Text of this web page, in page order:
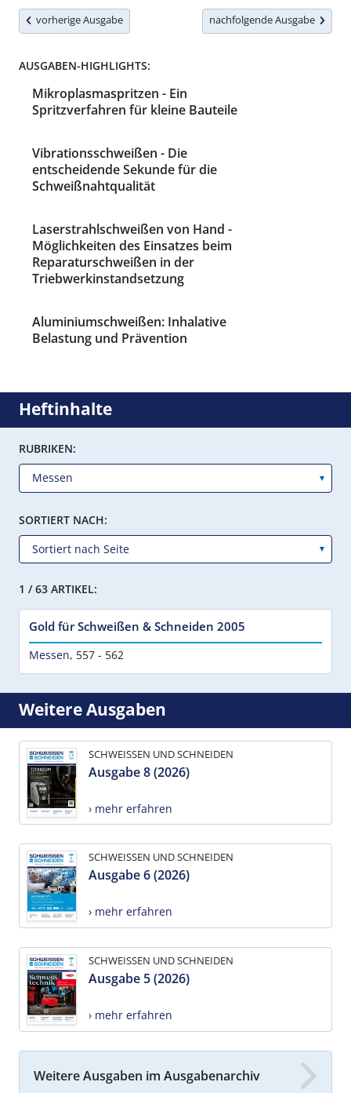
vorherige Ausgabe nachfolgende Ausgabe
AUSGABEN-HIGHLIGHTS:
Mikroplasmaspritzen - Ein
Spritzverfahren für kleine Bauteile
Vibrationsschweißen - Die
entscheidende Sekunde für die
Schweißnahtqualität
Laserstrahlschweißen von Hand -
Möglichkeiten des Einsatzes beim
Reparaturschweißen in der
Triebwerkinstandsetzung
Aluminiumschweißen: Inhalative
Belastung und Prävention
Heftinhalte
RUBRIKEN:
SORTIERT NACH:
1 / 63 ARTIKEL:
Gold für Schweißen & Schneiden 2005
Messen, 557 - 562
Weitere Ausgaben
SCHWEISSEN UND SCHNEIDEN
Ausgabe 8 (2026)
› mehr erfahren
SCHWEISSEN UND SCHNEIDEN
Ausgabe 6 (2026)
› mehr erfahren
SCHWEISSEN UND SCHNEIDEN
Ausgabe 5 (2026)
› mehr erfahren
Weitere Ausgaben im Ausgabenarchiv